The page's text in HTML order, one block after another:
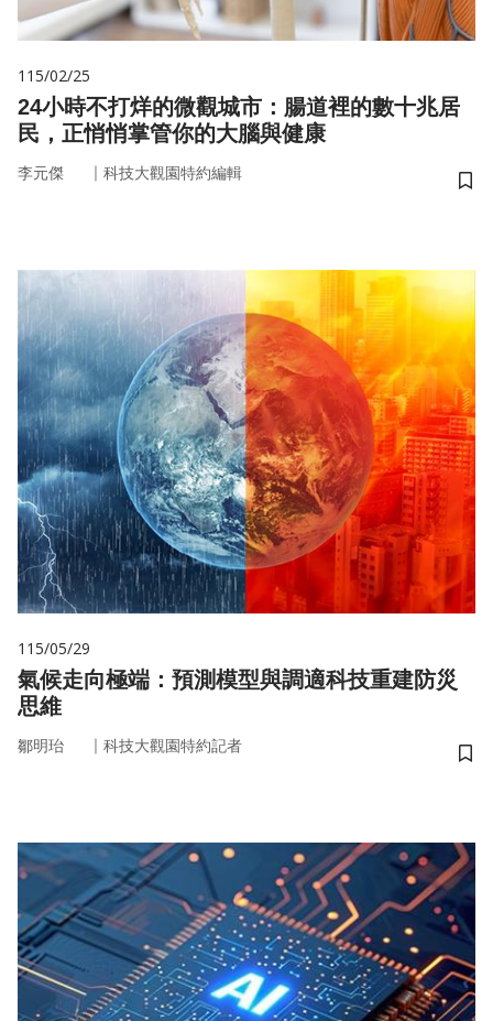
115/02/25
24小時不打烊的微觀城市：腸道裡的數十兆居
民，正悄悄掌管你的大腦與健康
李元傑 ｜ 科技大觀園特約編輯
儲
115/05/29
氣候走向極端：預測模型與調適科技重建防災
思維
鄒明珆 ｜ 科技大觀園特約記者
儲